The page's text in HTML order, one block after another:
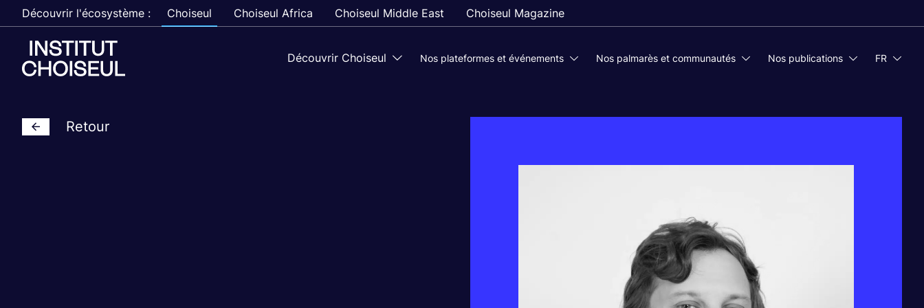
Découvrir l'écosystème : Choiseul Choiseul Africa Choiseul Middle East Choiseul Magazine
Découvrir Choiseul Nos plateformes et événements Nos palmarès et communautés Nos publications FR
Retour